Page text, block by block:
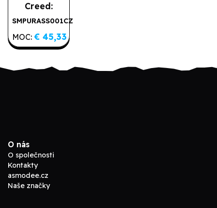
Creed:
Orlog
SMPURASS001CZ
MOC: € 45,33
O nás
O společnosti
Kontakty
asmodee.cz
Naše značky